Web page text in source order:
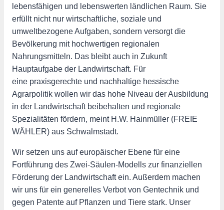
lebensfähigen und lebenswerten ländlichen Raum. Sie
erfüllt nicht nur wirtschaftliche, soziale und
umweltbezogene Aufgaben, sondern versorgt die
Bevölkerung mit hochwertigen regionalen
Nahrungsmitteln. Das bleibt auch in Zukunft
Hauptaufgabe der Landwirtschaft. Für
eine praxisgerechte und nachhaltige hessische
Agrarpolitik wollen wir das hohe Niveau der Ausbildung
in der Landwirtschaft beibehalten und regionale
Spezialitäten fördern, meint H.W. Hainmüller (FREIE
WÄHLER) aus Schwalmstadt.
Wir setzen uns auf europäischer Ebene für eine
Fortführung des Zwei-Säulen-Modells zur finanziellen
Förderung der Landwirtschaft ein. Außerdem machen
wir uns für ein generelles Verbot von Gentechnik und
gegen Patente auf Pflanzen und Tiere stark. Unser